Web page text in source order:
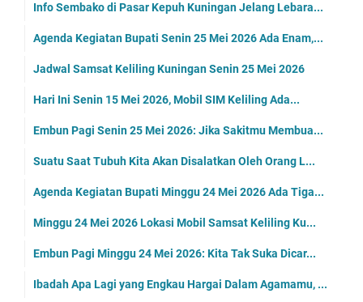
Info Sembako di Pasar Kepuh Kuningan Jelang Lebara...
Agenda Kegiatan Bupati Senin 25 Mei 2026 Ada Enam,...
Jadwal Samsat Keliling Kuningan Senin 25 Mei 2026
Hari Ini Senin 15 Mei 2026, Mobil SIM Keliling Ada...
Embun Pagi Senin 25 Mei 2026: Jika Sakitmu Membua...
Suatu Saat Tubuh Kita Akan Disalatkan Oleh Orang L...
Agenda Kegiatan Bupati Minggu 24 Mei 2026 Ada Tiga...
Minggu 24 Mei 2026 Lokasi Mobil Samsat Keliling Ku...
Embun Pagi Minggu 24 Mei 2026: Kita Tak Suka Dicar...
Ibadah Apa Lagi yang Engkau Hargai Dalam Agamamu, ...